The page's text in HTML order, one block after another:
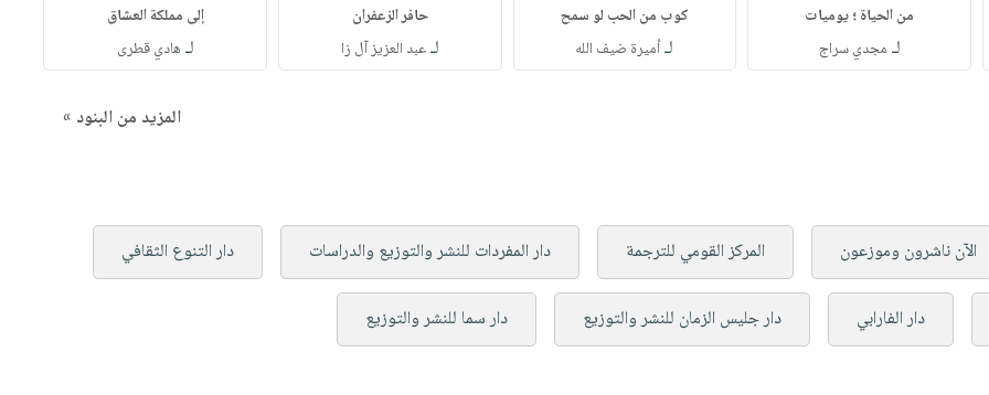
من الحياة ؛ يوميات
لـ مجدي سراج
كوب من الحب لو سمح
لـأميرة ضيف الله
حافر الزعفران
لـعبد العزيز آل زا
إلى مملكة العشاق
لـ هادي قطرى
المزيد من البنود »
الآن ناشرون وموزعون المركز القومي للترجمة دار المفردات للنشر والتوزيع والدراسات دار التنوع الثقافي
دار الفارابي دار جليس الزمان للنشر والتوزيع دار سما للنشر والتوزيع